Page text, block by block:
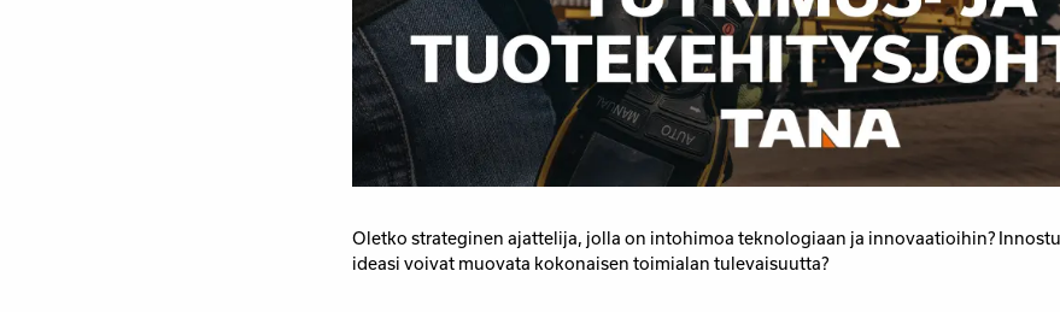
Oletko strateginen ajattelija, jolla on intohimoa teknologiaan ja innovaatioihin?
ideasi voivat muovata kokonaisen toimialan tulevaisuutta?